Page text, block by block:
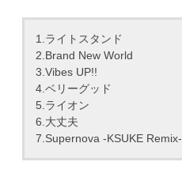
1.ライトスタンド
2.Brand New World
3.Vibes UP!!
4.ベリーグッド
5.ライオン
6.大丈夫
7.Supernova -KSUKE Remix-